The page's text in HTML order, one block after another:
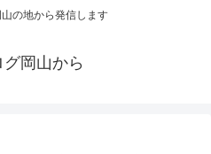
の地から発信します
岡山から